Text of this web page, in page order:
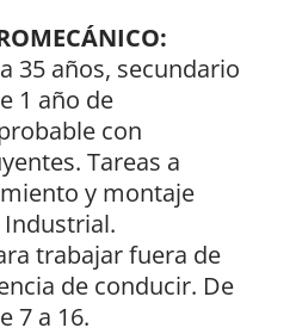
35 años, secundario
1 año de
con
Tareas a
y montaje
trabajar fuera de
de conducir. De
7 a 16.